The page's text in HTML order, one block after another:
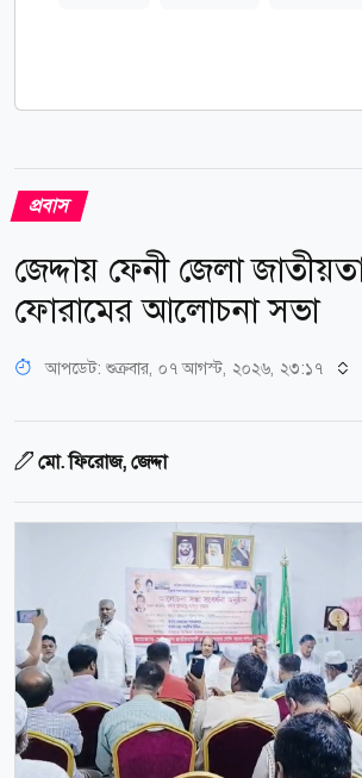
প্রবাস
জেদ্দায় ফেনী জেলা
ফোরামের আলোচনা সভা
আপডেট: শুক্রবার, ০৭ আগস্ট, ২০২৬, ২৩:১৭
মো. ফিরোজ, জেদ্দা